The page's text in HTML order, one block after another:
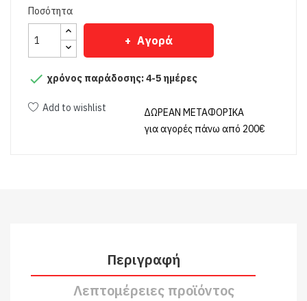
Ποσότητα
Αγορά
 χρόνος παράδοσης: 4-5 ημέρες
Add to wishlist
ΔΩΡΕΑΝ ΜΕΤΑΦΟΡΙΚΑ
για αγορές πάνω από 200€
Περιγραφή
Λεπτομέρειες προϊόντος